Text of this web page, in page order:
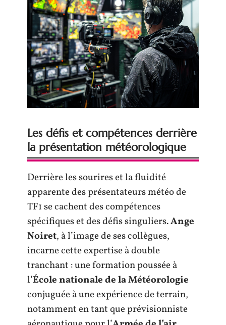
Les défis et compétences derrière
la présentation météorologique
Derrière les sourires et la fluidité
apparente des présentateurs météo de
TF1 se cachent des compétences
spécifiques et des défis singuliers.Ange
Noiret, à l’image de ses collègues,
incarne cette expertise à double
tranchant : une formation poussée à
l’École nationale de la Météorologie
conjuguée à une expérience de terrain,
notamment en tant que prévisionniste